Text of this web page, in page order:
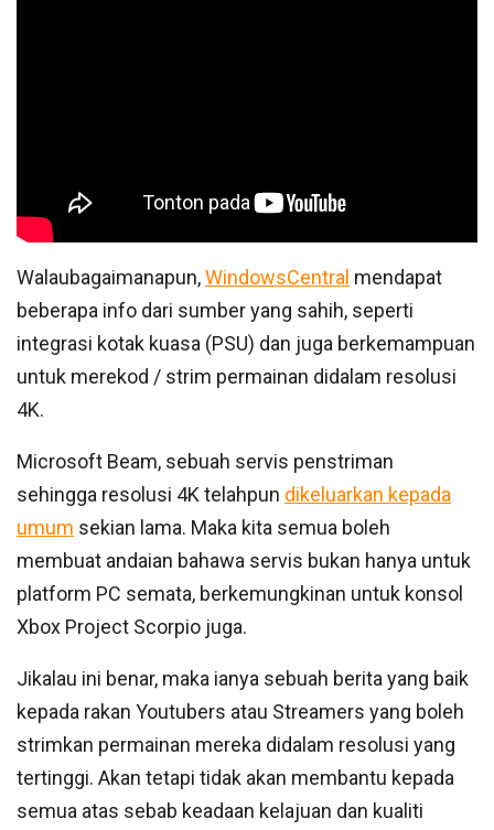
Walaubagaimanapun,WindowsCentral mendapat
beberapa info dari sumber yang sahih, seperti
integrasi kotak kuasa (PSU) dan juga berkemampuan
untuk merekod / strim permainan didalam resolusi
4K.
Microsoft Beam, sebuah servis penstriman
sehingga resolusi 4K telahpun dikeluarkan kepada
umum sekian lama. Maka kita semua boleh
membuat andaian bahawa servis bukan hanya untuk
platform PC semata, berkemungkinan untuk konsol
Xbox Project Scorpio juga.
Jikalau ini benar, maka ianya sebuah berita yang baik
kepada rakan Youtubers atau Streamers yang boleh
strimkan permainan mereka didalam resolusi yang
tertinggi. Akan tetapi tidak akan membantu kepada
semua atas sebab keadaan kelajuan dan kualiti